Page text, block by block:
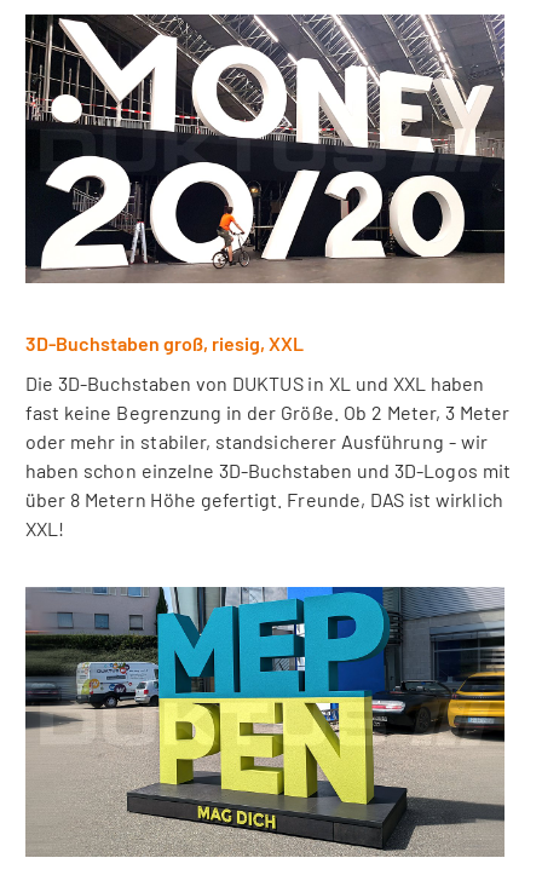
3D-Buchstaben groß, riesig, XXL
Die 3D-Buchstaben von DUKTUS in XL und XXL haben
fast keine Begrenzung in der Größe. Ob 2 Meter, 3 Meter
oder mehr in stabiler, standsicherer Ausführung - wir
haben schon einzelne 3D-Buchstaben und 3D-Logos mit
über 8 Metern Höhe gefertigt. Freunde, DAS ist wirklich
XXL!